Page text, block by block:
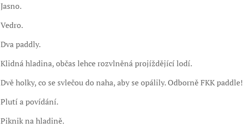
Jasno.
Vedro.
Dva paddly.
Klidná hladina, občas lehce rozvlněná projíždějící lodí.
Dvě holky, co se svlečou do naha, aby se opálily. Odborně FKK paddle!
Plutí a povídání.
Piknik na hladině.